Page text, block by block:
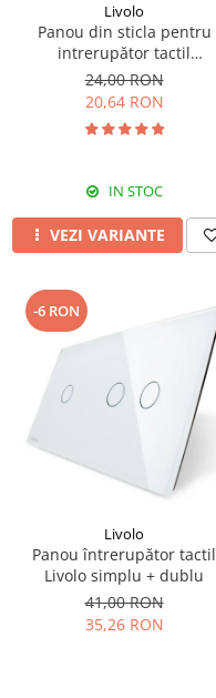
Livolo
Panou din sticla pentru
intrerupător tactil
dublu,Livolo
24,00 RON
20,64 RON
IN STOC
VEZI VARIANTE
-6 RON
Livolo
Panou întrerupător tactil
Livolo simplu + dublu
41,00 RON
35,26 RON